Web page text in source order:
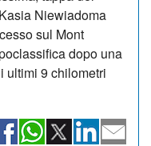
Niewiadoma
sul Mont
dopo una
ultimi 9 chilometri